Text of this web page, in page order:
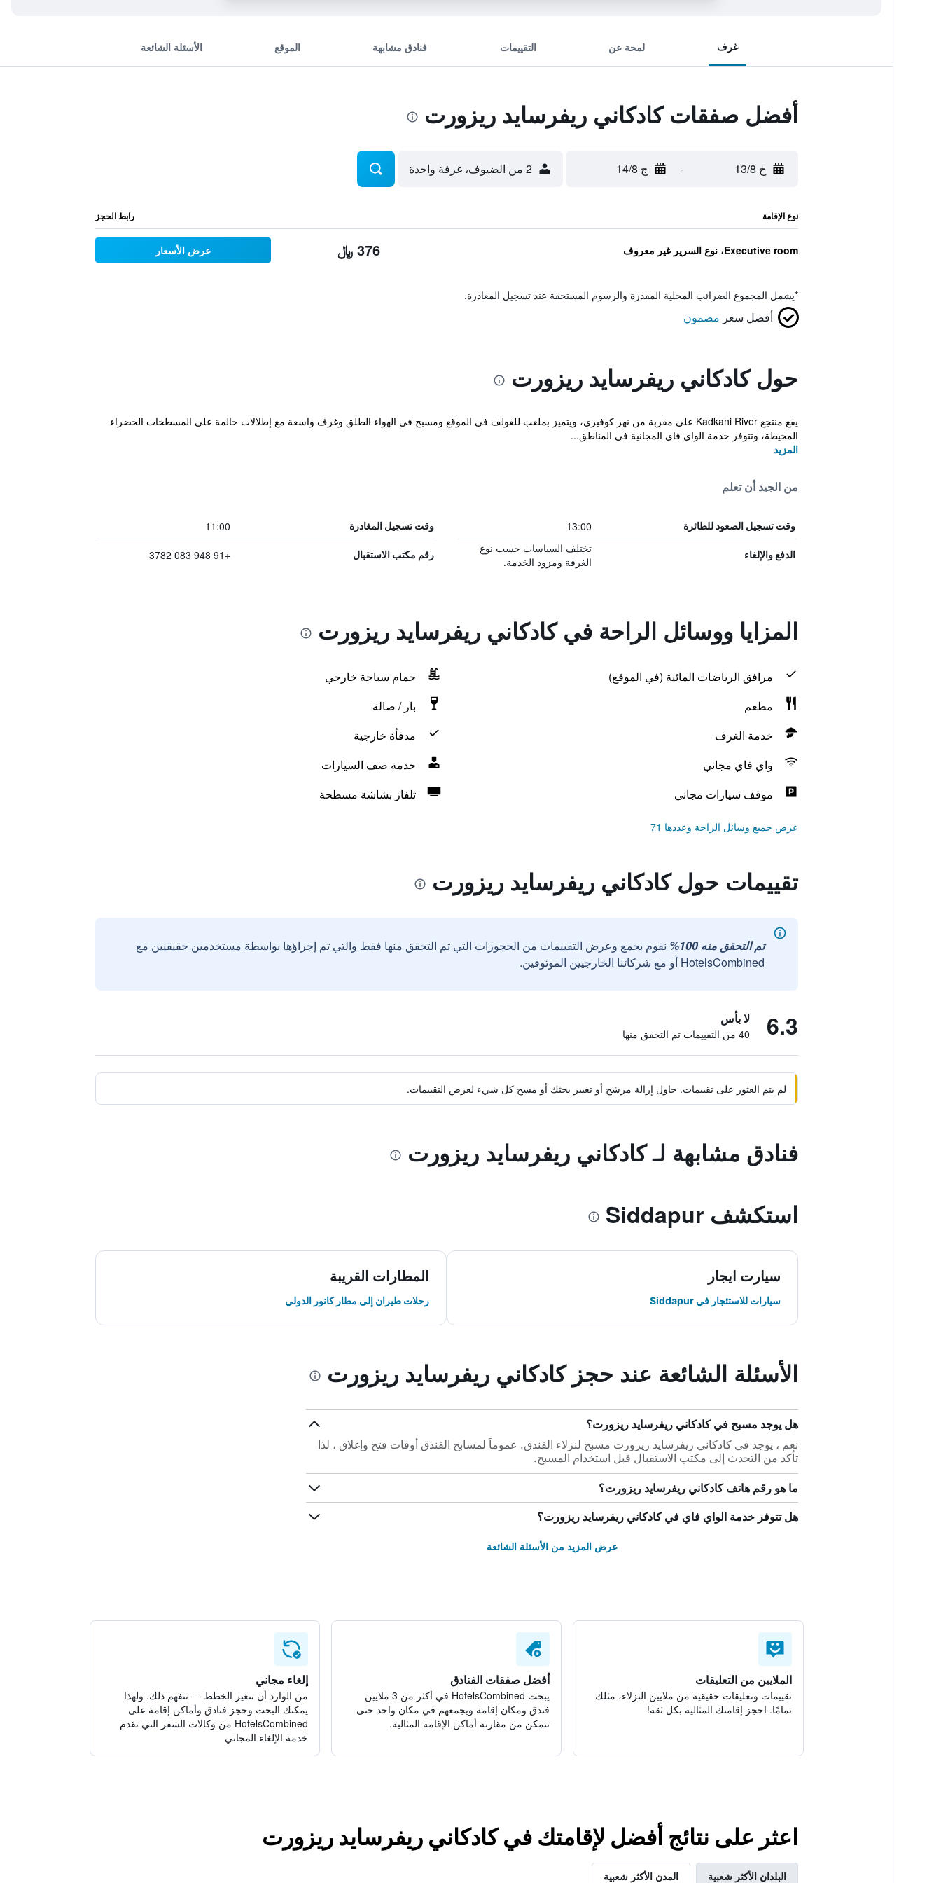
غرف لمحة عن التقييمات فنادق مشابهة الموقع الأسئلة الشائعة
أفضل صفقات كادكاني ريفرسايد ريزورت
خ 13/8 - ج 14/8 2 من الضيوف، غرفة واحدة
نوع الإقامة رابط الحجز
Executive room، نوع السرير غير معروف 376 ﷼ عرض الأسعار
*يشمل المجموع الضرائب المحلية المقدرة والرسوم المستحقة عند تسجيل المغادرة.
أفضل سعر مضمون
حول كادكاني ريفرسايد ريزورت
يقع منتجع Kadkani River على مقربة من نهر كوفيري، ويتميز بملعب للغولف في الموقع ومسبح في الهواء الطلق وغرف واسعة مع إطلالات حالمة على المسطحات الخضراء
المحيطة، وتتوفر خدمة الواي فاي المجانية في المناطق...
المزيد
من الجيد أن تعلم
وقت تسجيل الصعود للطائرة 13:00 وقت تسجيل المغادرة 11:00
الدفع والإلغاء
تختلف السياسات حسب نوع
الغرفة ومزود الخدمة.
رقم مكتب الاستقبال +91 948 083 3782
المزايا ووسائل الراحة في كادكاني ريفرسايد ريزورت
مرافق الرياضات المائية (في الموقع)
حمام سباحة خارجي
مطعم
بار / صالة
خدمة الغرف
مدفأة خارجية
واي فاي مجاني
خدمة صف السيارات
موقف سيارات مجاني
تلفاز بشاشة مسطحة
عرض جميع وسائل الراحة وعددها 71
تقييمات حول كادكاني ريفرسايد ريزورت
تم التحقق منه 100%
نقوم بجمع وعرض التقييمات من الحجوزات التي تم التحقق منها فقط والتي تم إجراؤها بواسطة مستخدمين حقيقيين مع
HotelsCombined أو مع شركائنا الخارجيين الموثوقين.
6.3 لا بأس
40 من التقييمات تم التحقق منها
لم يتم العثور على تقييمات. حاول إزالة مرشح أو تغيير بحثك أو مسح كل شيء لعرض التقييمات.
فنادق مشابهة لـ كادكاني ريفرسايد ريزورت
استكشف Siddapur
سيارت ايجار
سيارات للاستئجار في Siddapur
المطارات القريبة
رحلات طيران إلى مطار كانور الدولي
الأسئلة الشائعة عند حجز كادكاني ريفرسايد ريزورت
هل يوجد مسبح في كادكاني ريفرسايد ريزورت؟
نعم ، يوجد في كادكاني ريفرسايد ريزورت مسبح لنزلاء الفندق. عموماً لمسابح الفندق أوقات فتح وإغلاق ، لذا
تأكد من التحدث إلى مكتب الاستقبال قبل استخدام المسبح.
ما هو رقم هاتف كادكاني ريفرسايد ريزورت؟
هل تتوفر خدمة الواي فاي في كادكاني ريفرسايد ريزورت؟
عرض المزيد من الأسئلة الشائعة
الملايين من التعليقات
تقييمات وتعليقات حقيقية من ملايين النزلاء، مثلك
تمامًا. احجز إقامتك المثالية بكل ثقة!
أفضل صفقات الفنادق
يبحث HotelsCombined في أكثر من 3 ملايين
فندق ومكان إقامة ويجمعهم في مكان واحد حتى
تتمكن من مقارنة أماكن الإقامة المثالية.
إلغاء مجاني
من الوارد أن تتغير الخطط — نتفهم ذلك. ولهذا
يمكنك البحث وحجز فنادق وأماكن إقامة على
HotelsCombined من وكالات السفر التي تقدم
خدمة الإلغاء المجاني
اعثر على نتائج أفضل لإقامتك في كادكاني ريفرسايد ريزورت
البلدان الأكثر شعبية المدن الأكثر شعبية